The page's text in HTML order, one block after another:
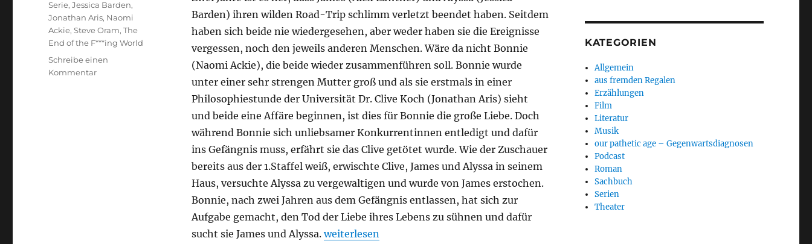
Barden) ihren wilden Road-Trip schlimm verletzt beendet haben. Seitdem
haben sich beide nie wiedergesehen, aber weder haben sie die Ereignisse
vergessen, noch den jeweils anderen Menschen. Wäre da nicht Bonnie
(Naomi Ackie), die beide wieder zusammenführen soll. Bonnie wurde
unter einer sehr strengen Mutter groß und als sie erstmals in einer
Philosophiestunde der Universität Dr. Clive Koch (Jonathan Aris) sieht
und beide eine Affäre beginnen, ist dies für Bonnie die große Liebe. Doch
während Bonnie sich unliebsamer Konkurrentinnen entledigt und dafür
ins Gefängnis muss, erfährt sie das Clive getötet wurde. Wie der Zuschauer
bereits aus der 1.Staffel weiß, erwischte Clive, James und Alyssa in seinem
Haus, versuchte Alyssa zu vergewaltigen und wurde von James erstochen.
Bonnie, nach zwei Jahren aus dem Gefängnis entlassen, hat sich zur
Aufgabe gemacht, den Tod der Liebe ihres Lebens zu sühnen und dafür
sucht sie James und Alyssa.„The End of the F***ing World – 2. Staffel“
weiterlesen
Serie,Jessica Barden,
Jonathan Aris, Naomi
Ackie,Steve Oram,The
End of the F***ing World
Schreibe einen
Kommentarzu
KATEGORIEN
Allgemein
aus fremden Regalen
Erzählungen
Film
Literatur
Musik
our pathetic age – Gegenwartsdiagnosen
Podcast
Roman
Sachbuch
Serien
Theater